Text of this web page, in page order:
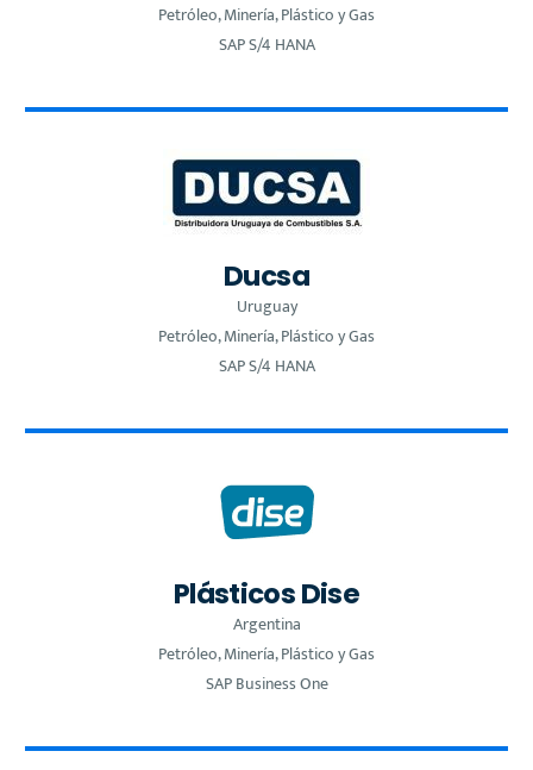
Petróleo, Minería, Plástico y Gas
SAP S/4 HANA
Ducsa
Uruguay
Petróleo, Minería, Plástico y Gas
SAP S/4 HANA
Plásticos Dise
Argentina
Petróleo, Minería, Plástico y Gas
SAP Business One